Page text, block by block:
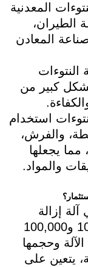
المعدنية
الطيران،
المعادن
النتوءات
بشكل كبير من
استخدام
والفرش،
يجعلها
والمواد.
إزالة
النتوءات المعدنية الدقيقة بين 10,000 و100,000
وحجمها
يتعين على